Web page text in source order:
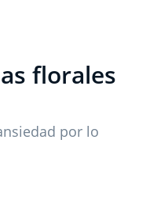
florales
por lo